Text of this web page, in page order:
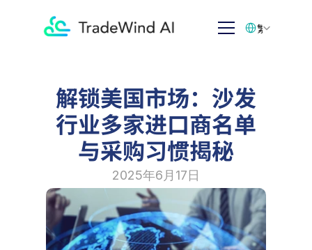
解锁美国市场：沙发
行业多家进口商名单
与采购习惯揭秘
2025年6月17日
繁体中文